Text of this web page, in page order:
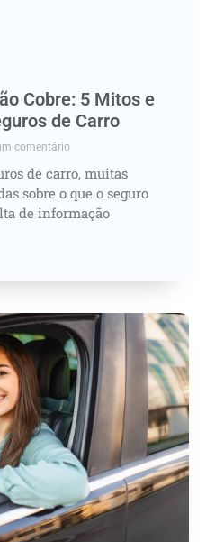
Cobre: 5 Mitos e
de Carro
comentário
de carro, muitas
sobre o que o seguro
de informação